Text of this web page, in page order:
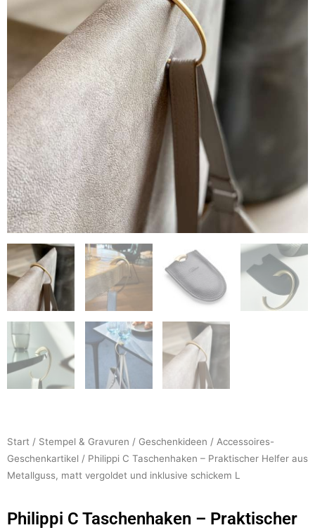
Start / Stempel & Gravuren / Geschenkideen / Accessoires-
Geschenkartikel / Philippi C Taschenhaken – Praktischer Helfer aus
Metallguss, matt vergoldet und inklusive schickem L
Philippi C Taschenhaken – Praktischer